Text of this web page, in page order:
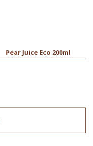
Pear Juice Eco 200ml